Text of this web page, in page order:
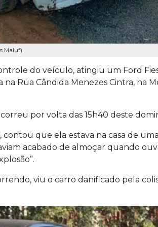
Maluf)
do veículo, atingiu um Ford
Rua Cândida Menezes Cintra, na
por volta das 15h40 deste
contou que ela estava na casa de
acabado de almoçar quando
viu o carro danificado pela